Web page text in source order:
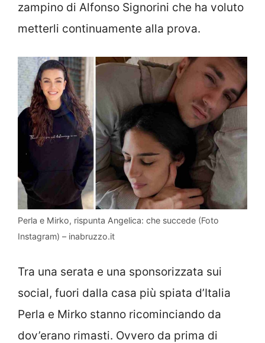
zampino di Alfonso Signorini che ha voluto
metterli continuamente alla prova.
Perla e Mirko, rispunta Angelica: che succede (Foto
Instagram) – inabruzzo.it
Tra una serata e una sponsorizzata sui
social, fuori dalla casa più spiata d’Italia
Perla e Mirko stanno ricominciando da
dov’erano rimasti. Ovvero da prima di